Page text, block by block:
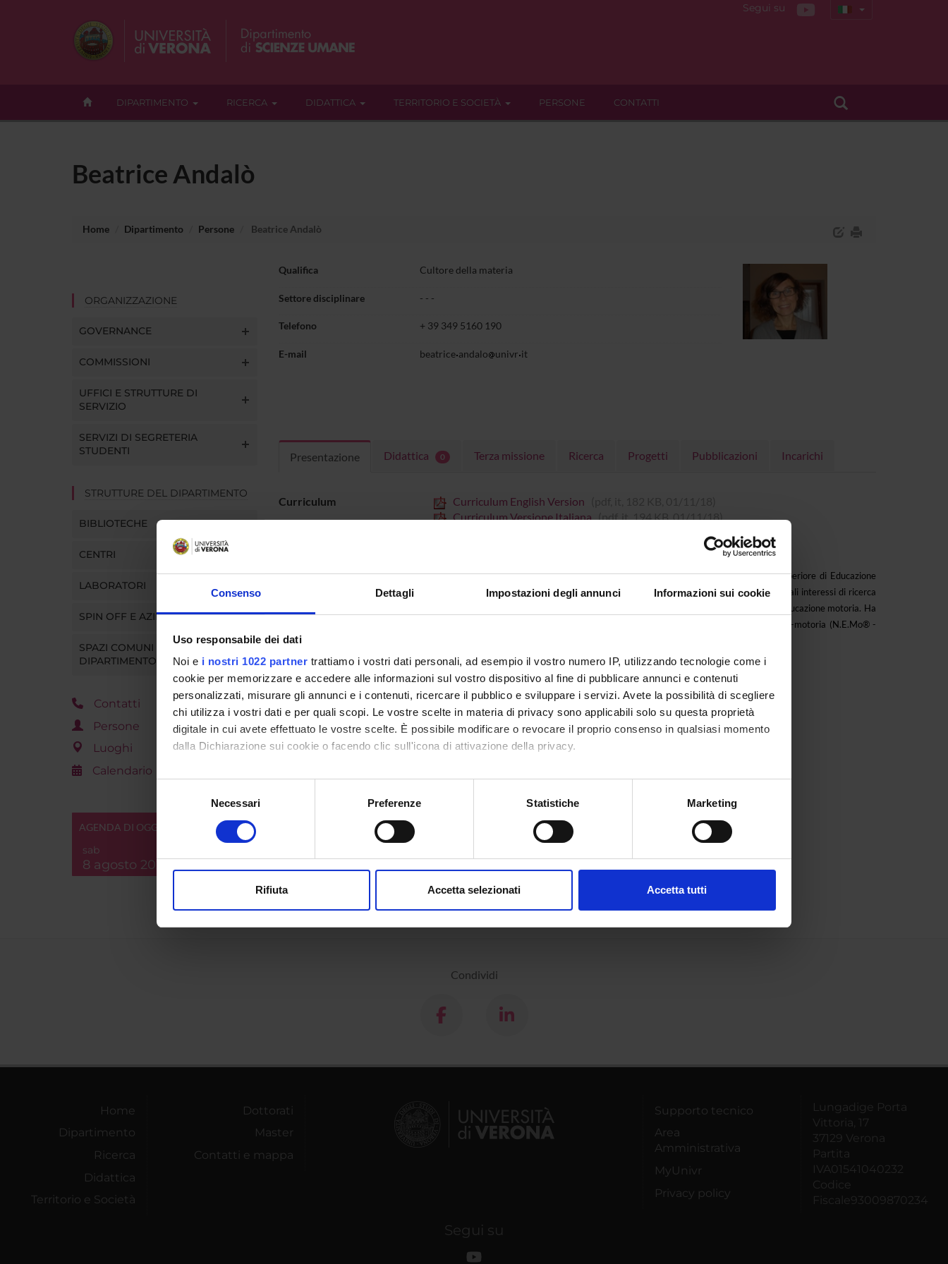
Consenso Dettagli Impostazioni degli annunci Informazioni sui cookie
Uso responsabile dei dati
Noi e i nostri 1022 partner trattiamo i vostri dati personali, ad esempio il vostro numero IP, utilizzando tecnologie come i
cookie per memorizzare e accedere alle informazioni sul vostro dispositivo al fine di pubblicare annunci e contenuti
personalizzati, misurare gli annunci e i contenuti, ricercare il pubblico e sviluppare i servizi. Avete la possibilità di scegliere
chi utilizza i vostri dati e per quali scopi. Le vostre scelte in materia di privacy sono applicabili solo su questa proprietà
digitale in cui avete effettuato le vostre scelte. È possibile modificare o revocare il proprio consenso in qualsiasi momento
dalla Dichiarazione sui cookie o facendo clic sull'icona di attivazione della privacy.
Con il tuo consenso, vorremmo anche:
raccogliere informazioni sulla tua posizione geografica, con un'approssimazione di qualche metro,
digitali).
modificare o ritirare il tuo consenso in qualsiasi momento dalla Dichiarazione sui cookie.
Necessari Preferenze Statistiche Marketing
Rifiuta Accetta selezionati Accetta tutti
Segui su
DIPARTIMENTO RICERCA DIDATTICA TERRITORIO E SOCIETÀ PERSONE CONTATTI
Beatrice Andalò
Home Dipartimento Persone Beatrice Andalò
ORGANIZZAZIONE
GOVERNANCE
COMMISSIONI
UFFICI E STRUTTURE DI
SERVIZIO
SERVIZI DI SEGRETERIA
STUDENTI
STRUTTURE DEL DIPARTIMENTO
BIBLIOTECHE
CENTRI
LABORATORI
SPIN OFF E AZIENDE
SPAZI COMUNI DEL
DIPARTIMENTO
Contatti
Persone
Luoghi
Calendario
AGENDA DI OGGI
sab
8 agosto 2026
Qualifica Cultore della materia
Settore disciplinare - - -
Telefono + 39 349 5160 190
E-mail beatrice andalo univr it
Presentazione Didattica 0 Terza missione Ricerca Progetti Pubblicazioni Incarichi
Curriculum Curriculum English Version
Curriculum Versione Italiana (pdf, it, 194 KB, 01/11/18)
Dottorato in Scienze Umane - Curriculum di Psicologia. Collabotarice dell'SLD-Lab. Si è dapprima Diplomata all'Istituto Superiore di Educazione
Fisica; successivamente in Scienze della Formazione - Esperto nei Processi Formativi - e in Scienze Pedagogiche. I suoi principali interessi di ricerca
riguardano la relazione tra sviluppo grosso-motorio e sviluppo linguistico in bambini in fascia 0-6 anni, e l'insegnamento dell'educazione motoria. Ha
un'esperienza pluriennale come pedagogista in asili nido con uno specifico progetto educativo basato sull'esperienza corporeo-motoria (N.E.Mo® -
Nido Eco Motorio).
Condividi
Home
Dipartimento
Ricerca
Didattica
Territorio e Società
Dottorati
Master
Contatti e mappa
Supporto tecnico
Area
Amministrativa
MyUnivr
Privacy policy
Lungadige Porta
Vittoria, 17
37129 Verona
Partita
IVA01541040232
Codice
Fiscale93009870234
Segui su